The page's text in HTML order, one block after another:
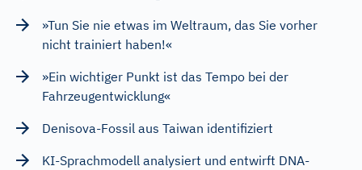
»Tun Sie nie etwas im Weltraum, das Sie vorher
nicht trainiert haben!«
»Ein wichtiger Punkt ist das Tempo bei der
Fahrzeugentwicklung«
Denisova-Fossil aus Taiwan identifiziert
KI-Sprachmodell analysiert und entwirft DNA-